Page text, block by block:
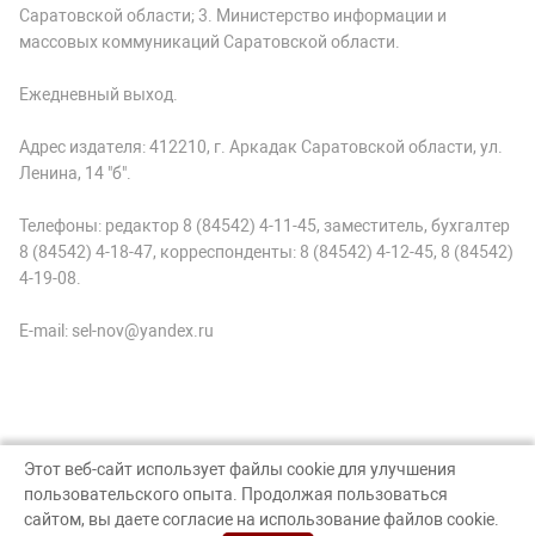
Саратовской области; 3. Министерство информации и
массовых коммуникаций Саратовской области.
Ежедневный выход.
Адрес издателя: 412210, г. Аркадак Саратовской области, ул.
Ленина, 14 "б".
Телефоны: редактор 8 (84542) 4-11-45, заместитель, бухгалтер
8 (84542) 4-18-47, корреспонденты: 8 (84542) 4-12-45, 8 (84542)
4-19-08.
E-mail: sel-nov@yandex.ru
© Аркадак, 2026
Этот веб-сайт использует файлы cookie для улучшения
пользовательского опыта. Продолжая пользоваться
сайтом, вы даете согласие на использование файлов cookie.